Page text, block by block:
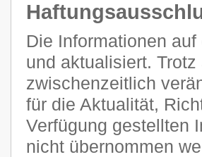
Die Informationen
und aktualisiert.
zwischenzeitlich
für die Aktualität,
Verfügung gestellten
nicht übernommen